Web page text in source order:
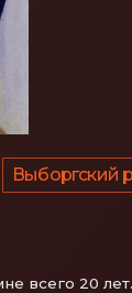
Выборгский
всего 20